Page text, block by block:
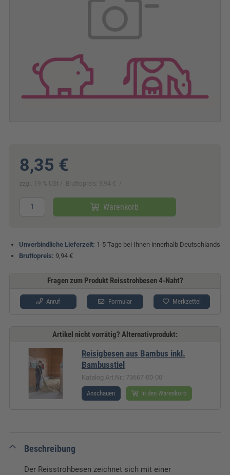
8,35 €
zzgl. 19 % USt Bruttopreis: 9,94 €
Warenkorb
Unverbindliche Lieferzeit: 1-5 Tage bei Ihnen innerhalb Deutschlands
Bruttopreis: 9,94 €
Fragen zum Produkt Reisstrohbesen 4-Naht?
Anruf Formular Merkzettel
Artikel nicht vorrätig? Alternativprodukt:
Reisigbesen aus Bambus inkl.
Bambusstiel
Katalog Art.Nr.: 73667-00-00
Anschauen In den Warenkorb
Beschreibung
Der Reisstrohbesen zeichnet sich mit einer